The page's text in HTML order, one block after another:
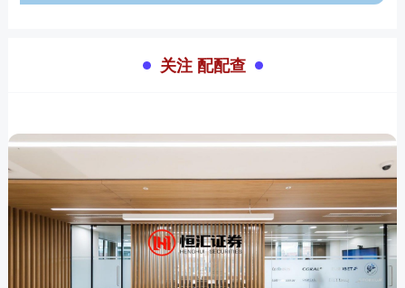
关注 配配查